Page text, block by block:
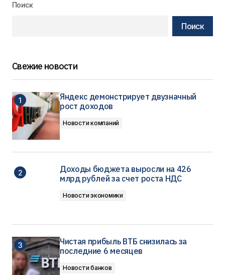
Поиск
Поиск
Свежие новости
Яндекс демонстрирует двузначный
рост доходов
Новости компаний
Доходы бюджета выросли на 426
млрд рублей за счет роста НДС
Новости экономики
Чистая прибыль ВТБ снизилась за
последние 6 месяцев
Новости банков